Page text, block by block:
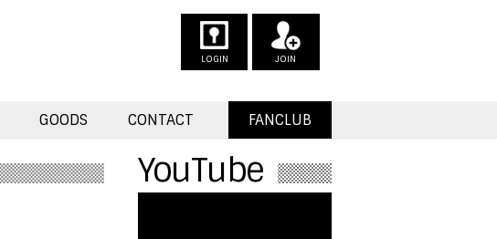
LOGIN JOIN
GOODS CONTACT FANCLUB
YouTube